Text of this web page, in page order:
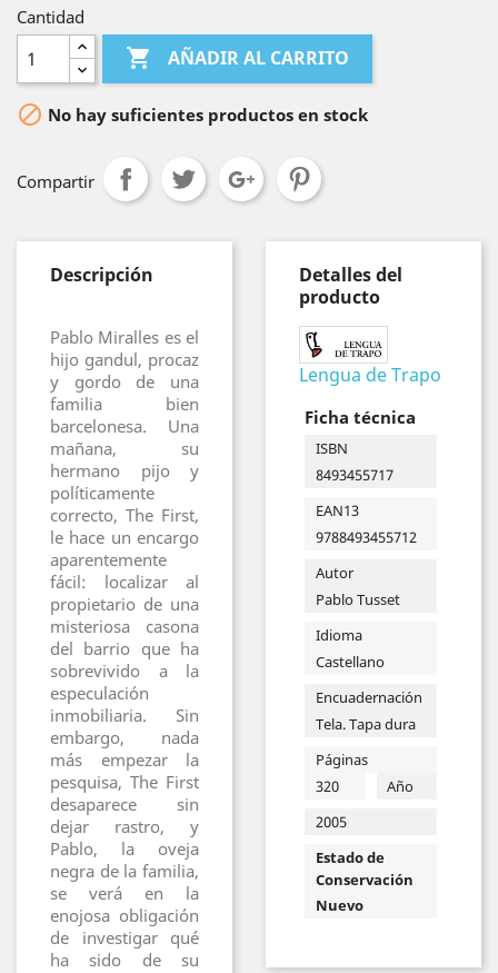
Cantidad
 AÑADIR AL CARRITO
 No hay suficientes productos en stock
Compartir
Descripción
Pablo Miralles es el
hijo gandul, procaz
y gordo de una
familia bien
barcelonesa. Una
mañana, su
hermano pijo y
políticamente
correcto, The First,
le hace un encargo
aparentemente
fácil: localizar al
propietario de una
misteriosa casona
del barrio que ha
sobrevivido a la
especulación
inmobiliaria. Sin
embargo, nada
más empezar la
pesquisa, The First
desaparece sin
dejar rastro, y
Pablo, la oveja
negra de la familia,
se verá en la
enojosa obligación
de investigar qué
ha sido de su
Detalles del
producto
Lengua de Trapo
Ficha técnica
ISBN
8493455717
EAN13
9788493455712
Autor
Pablo Tusset
Idioma
Castellano
Encuadernación
Tela. Tapa dura
Páginas
320
Año
2005
Estado de
Conservación
Nuevo